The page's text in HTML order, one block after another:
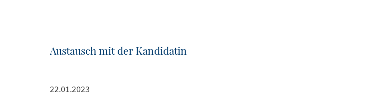
Austausch mit der Kandidatin
22.01.2023